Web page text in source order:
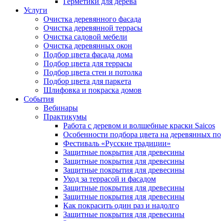
Услуги
Очистка деревянного фасада
Очистка деревянной террасы
Очистка садовой мебели
Очистка деревянных окон
Подбор цвета фасада дома
Подбор цвета для террасы
Подбор цвета стен и потолка
Подбор цвета для паркета
Шлифовка и покраска домов
События
Вебинары
Практикумы
Работа с деревом и волшебные краски Saicos
Особенности подбора цвета на деревянных
Фестиваль «Русские традиции»
Защитные покрытия для древесины
Защитные покрытия для древесины
Защитные покрытия для древесины
Уход за террасой и фасадом
Защитные покрытия для древесины
Защитные покрытия для древесины
Как покрасить один раз и надолго
Защитные покрытия для древесины